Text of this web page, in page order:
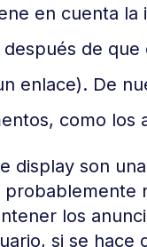
en cuenta la
de
enlace). De
como los
display son
los
si se hace